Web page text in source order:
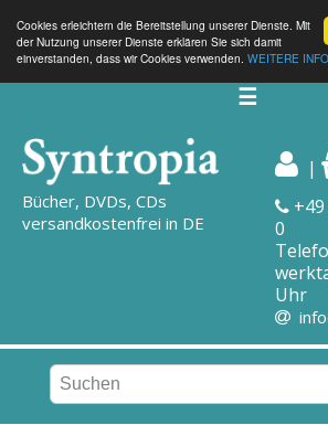
Cookies erleichtern die Bereitstellung unserer Dienste. Mit
der Nutzung unserer Dienste erklären Sie sich damit
einverstanden, dass wir Cookies verwenden. WEITERE
☰
Bücher, DVDs, CDs
versandkostenfrei in DE
|
0
Uhr